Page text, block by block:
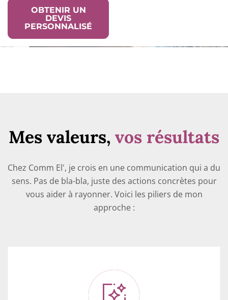
OBTENIR UN
DEVIS
PERSONNALISÉ
Mes valeurs, vos résultats
Chez Comm El', je crois en une communication qui a du
sens. Pas de bla-bla, juste des actions concrètes pour
vous aider à rayonner. Voici les piliers de mon
approche :